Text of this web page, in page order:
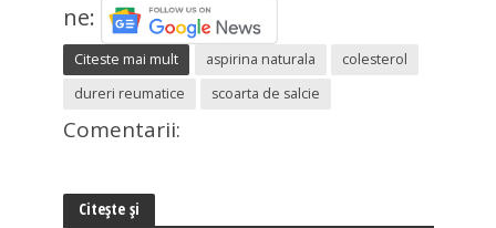
ne:
Citeste mai mult aspirina naturala
colesterol
dureri reumatice
scoarta de salcie
Comentarii:
Citește și